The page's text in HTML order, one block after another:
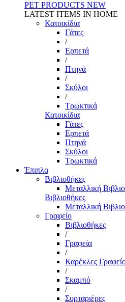
PET PRODUCTS NEW
LATEST ITEMS IN HOME
Κατοικίδια
Γάτες
/
Ερπετά
/
Πτηνά
/
Σκύλοι
/
Τρωκτικά
Κατοικίδια
Γάτες
Ερπετά
Πτηνά
Σκύλοι
Τρωκτικά
Έπιπλα
Βιβλιοθήκες
Μεταλλική
Βιβλιοθήκες
Μεταλλική
Γραφείο
Βιβλιοθήκες
/
Γραφεία
/
Καρέκλες
/
Σκαμπό
/
Συρταριέρες